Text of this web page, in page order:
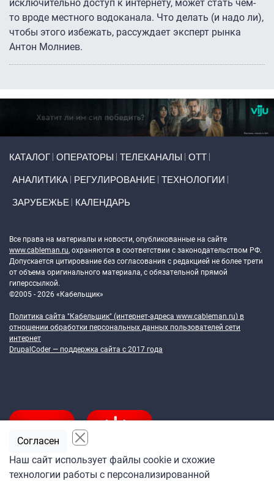
исключительно доступ к интернету, может стать чем-
то вроде местного водоканала. Что делать (и надо ли),
чтобы этого избежать, рассуждает эксперт рынка
Антон Молниев.
КАТАЛОГ ОПЕРАТОРЫ ТЕЛЕКАНАЛЫ ОТТ
АНАЛИТИКА РЕГУЛИРОВАНИЕ ТЕХНОЛОГИИ
ЗАРУБЕЖЬЕ КАЛЕНДАРЬ
Все права на материалы и новости, опубликованные на сайте
www.cableman.ru, охраняются в соответствии с законодательством РФ.
Допускается цитирование без согласования с редакцией не более трети
от объема оригинального материала, с обязательной прямой
гиперссылкой.
©2005 - 2026 «Кабельщик»
Политика сайта "Кабельщик" (интернет-адреса www.cableman.ru) в
отношении обработки персональных данных пользователей сети
интернет
DrupalCoder — поддержка сайта c 2017 года
Наш сайт использует файлы cookie и схожие
технологии работы с персонализированной
Согласен